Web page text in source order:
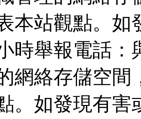
本站觀點。如
時舉報電話
網絡存儲空間
。如發現有害